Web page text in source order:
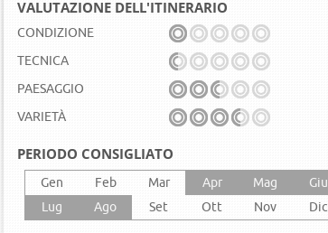
VALUTAZIONE DELL'ITINERARIO
CONDIZIONE
TECNICA
PAESAGGIO
VARIETÀ
PERIODO CONSIGLIATO
Gen Feb Mar Apr Mag
Giu
Lug
Ago Set Ott Nov Dic